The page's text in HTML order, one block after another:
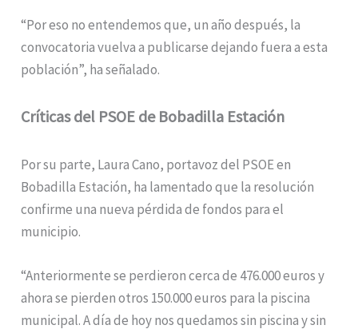
“Por eso no entendemos que, un año después, la
convocatoria vuelva a publicarse dejando fuera a esta
población”, ha señalado.
Críticas del PSOE de Bobadilla Estación
Por su parte, Laura Cano, portavoz del PSOE en
Bobadilla Estación, ha lamentado que la resolución
confirme una nueva pérdida de fondos para el
municipio.
“Anteriormente se perdieron cerca de 476.000 euros y
ahora se pierden otros 150.000 euros para la piscina
municipal. A día de hoy nos quedamos sin piscina y sin